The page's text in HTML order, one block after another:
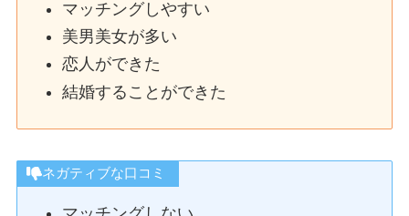
マッチングしやすい
美男美女が多い
恋人ができた
結婚することができた
ネガティブな口コミ